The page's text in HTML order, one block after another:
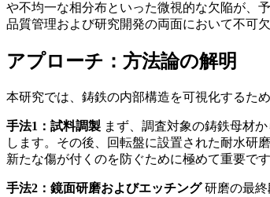
や不均一な相分布といった微視的な欠陥が、
品質管理および研究開発の両面において不可欠
アプローチ：方法論の解明
本研究では、鋳鉄の内部構造を可視化するた
手法1：試料調製 まず、調査対象の鋳鉄母材
します。その後、回転盤に設置された耐水研
新たな傷が付くのを防ぐために極めて重要です
手法2：鏡面研磨およびエッチング研磨の最終